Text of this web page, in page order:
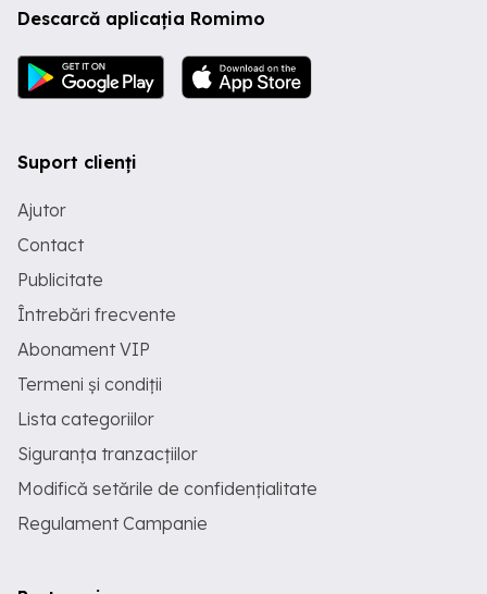
parcare la strada plus daca e nevoie
in zona ultracentrala, langa mijloace de
transport in comun. Aproape de toate
obiectivele turistice, centru,
Descarcă aplicația Romimo
Suport clienți
Ajutor
Contact
Publicitate
Întrebări frecvente
Abonament VIP
Termeni și condiții
Lista categoriilor
Siguranța tranzacțiilor
Modifică setările de confidențialitate
Regulament Campanie